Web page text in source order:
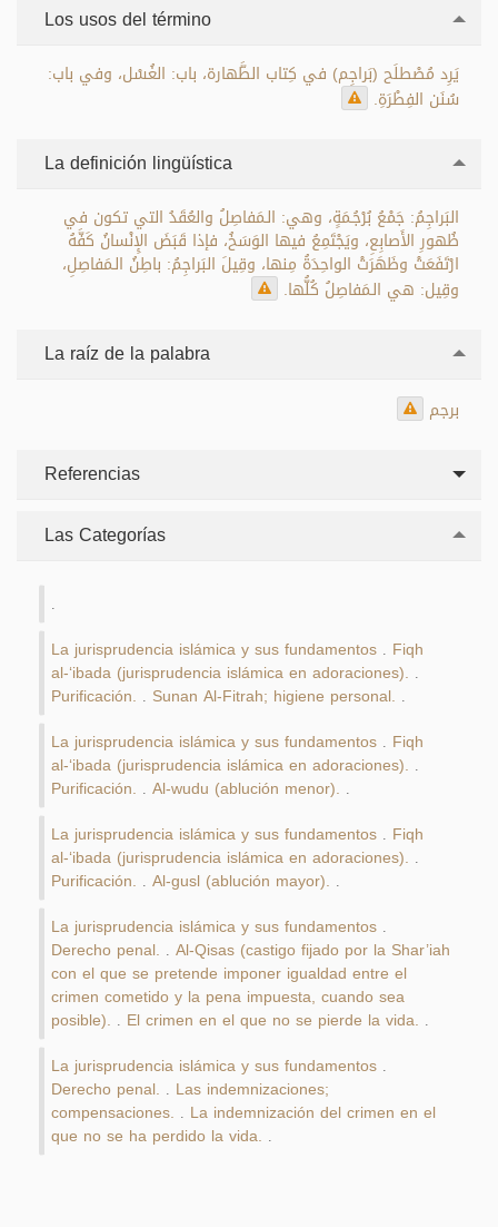
Los usos del término
يَرِد مُصْطلَح (بَراجِم) في كِتاب الطَّهارة، باب: الغُسْل، وفي باب:
سُنَن الفِطْرَةِ.
La definición lingüística
البَراجِمُ: جَمْعُ بُرْجُـمَةٍ، وهي: الـمَفاصِلُ والعُقَدُ التي تكون في
ظُهورِ الأَصابِعِ، ويَجْتَمِعُ فيها الوَسَخُ، فإذا قَبَضَ الإِنْسانُ كَفَّهُ
ارْتَفَعَتْ وظَهَرَتْ الواحِدَةُ مِنها، وقِيلَ البَراجِمُ: باطِنُ الـمَفاصِلِ،
وقِيل: هي الـمَفاصِلُ كُلُّها.
La raíz de la palabra
برجم
Referencias
Las Categorías
La jurisprudencia islámica y sus fundamentos Fiqh
al-‘ibada (jurisprudencia islámica en adoraciones).
Purificación. Sunan Al-Fitrah; higiene personal.
La jurisprudencia islámica y sus fundamentos Fiqh
al-‘ibada (jurisprudencia islámica en adoraciones).
Purificación. Al-wudu (ablución menor).
La jurisprudencia islámica y sus fundamentos Fiqh
al-‘ibada (jurisprudencia islámica en adoraciones).
Purificación. Al-gusl (ablución mayor).
La jurisprudencia islámica y sus fundamentos
Derecho penal. Al-Qisas (castigo fijado por la Shar’iah
con el que se pretende imponer igualdad entre el
crimen cometido y la pena impuesta, cuando sea
posible). El crimen en el que no se pierde la vida.
La jurisprudencia islámica y sus fundamentos
Derecho penal. Las indemnizaciones;
compensaciones. La indemnización del crimen en el
que no se ha perdido la vida.